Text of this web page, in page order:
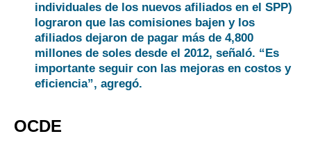
individuales de los nuevos afiliados en el SPP)
lograron que las comisiones bajen y los
afiliados dejaron de pagar más de 4,800
millones de soles desde el 2012, señaló. “Es
importante seguir con las mejoras en costos y
eficiencia”, agregó.
OCDE